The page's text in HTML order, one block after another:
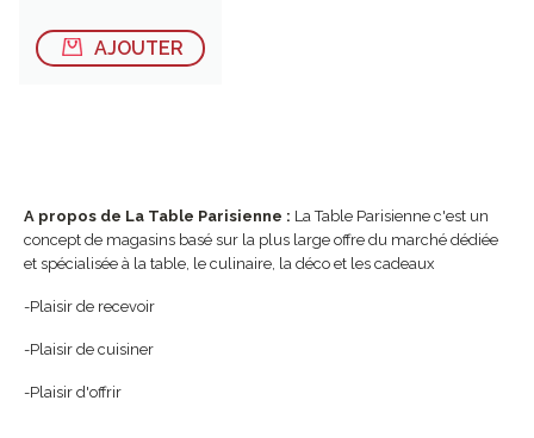
AJOUTER
A propos de La Table Parisienne : La Table Parisienne c'est un
concept de magasins basé sur la plus large offre du marché dédiée
et spécialisée à la table, le culinaire, la déco et les cadeaux
-Plaisir de recevoir
-Plaisir de cuisiner
-Plaisir d'offrir